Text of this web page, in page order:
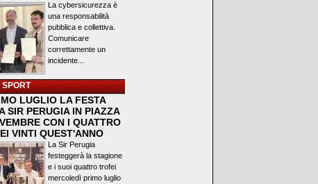
La cybersicurezza è
una responsabilità
pubblica e collettiva.
Comunicare
correttamente un
incidente...
SPORT
LUGLIO LA FESTA
SIR PERUGIA IN PIAZZA
CON I QUATTRO
VINTI QUEST'ANNO
La Sir Perugia
festeggerà la stagione
e i suoi quattro trofei
mercoledì primo luglio